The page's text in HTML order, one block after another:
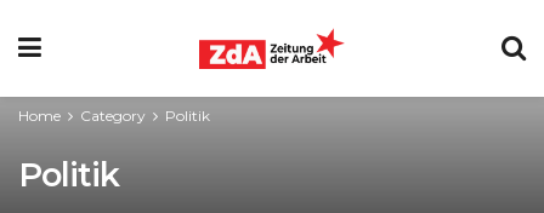
Home Category Politik
Politik